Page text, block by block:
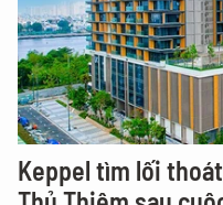
Keppel tìm lối